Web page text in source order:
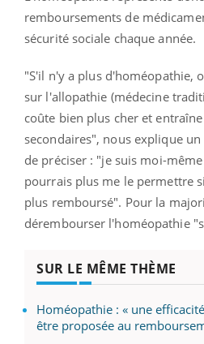
remboursements de
sécurité sociale chaque année.
"S'il n'y a plus d'homéopathie,
sur l'allopathie (médecine
coûte bien plus cher et
secondaires", nous explique
de préciser : "je suis moi-
pourrais plus me le permettre
plus remboursé". Pour la
dérembourser l'homéopathie
SUR LE MÊME THÈME
Homéopathie : « une
être proposée au